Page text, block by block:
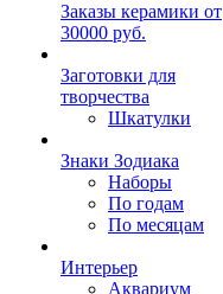
Заказы керамики от
30000 руб.
Заготовки для
творчества
Шкатулки
Знаки Зодиака
Наборы
По годам
По месяцам
Интерьер
Аквариум